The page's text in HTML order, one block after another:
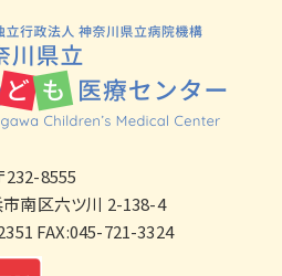
232-8555
南区六ツ川 2-138-4
FAX:045-721-3324